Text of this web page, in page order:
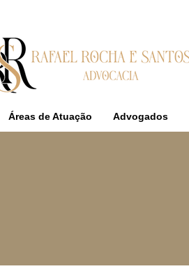
Áreas de Atuação Advogados